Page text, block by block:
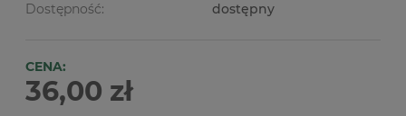
Dostępność:
dostępny
CENA:
36,00 zł